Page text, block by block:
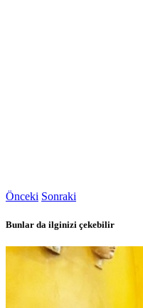
Önceki Sonraki
Bunlar da ilginizi çekebilir